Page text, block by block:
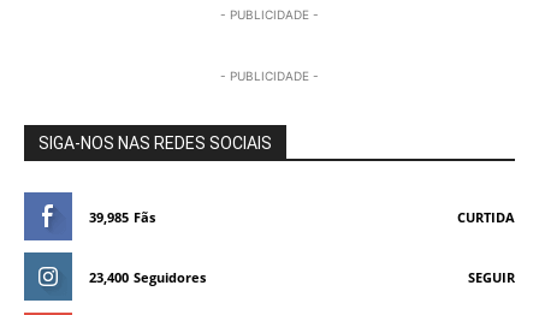
- PUBLICIDADE -
- PUBLICIDADE -
SIGA-NOS NAS REDES SOCIAIS
39,985 Fãs CURTIDA
23,400 Seguidores SEGUIR